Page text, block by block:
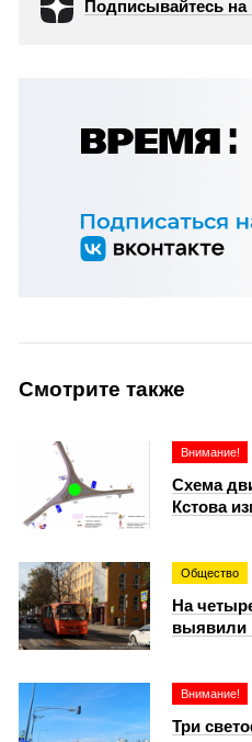
Подписывайтесь
Смотрите также
Внимание!
Схема
Кстова
Общество
На
выявили
Внимание!
Три